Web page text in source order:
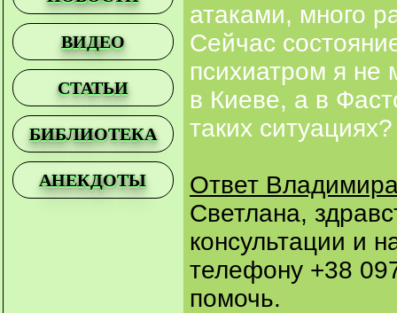
ВИДЕО
СТАТЬИ
БИБЛИОТЕКА
АНЕКДОТЫ
атаками, много
Сейчас
психиатром я не
в Киеве, а в
таких ситуациях?
Ответ
Светлана,
консультации и
телефону +38
помочь.